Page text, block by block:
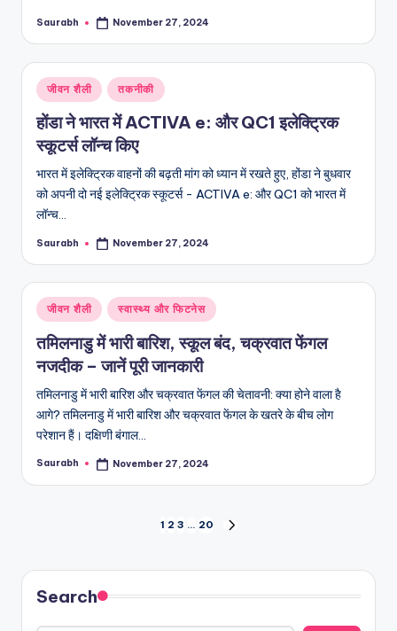
Posted
Saurabh November 27, 2024
Posted
in
जीवन शैली तकनीकी
होंडा ने भारत में ACTIVA e: और QC1 इलेक्ट्रिक
स्कूटर्स लॉन्च किए
भारत में इलेक्ट्रिक वाहनों की बढ़ती मांग को ध्यान में रखते हुए, होंडा ने बुधवार
को अपनी दो नई इलेक्ट्रिक स्कूटर्स - ACTIVA e: और QC1 को भारत में
लॉन्च…
Posted
Saurabh November 27, 2024
Posted
जीवन शैली स्वास्थ्य और फिटनेस
तमिलनाडु में भारी बारिश, स्कूल बंद, चक्रवात फेंगल
नजदीक – जानें पूरी जानकारी
तमिलनाडु में भारी बारिश और चक्रवात फेंगल की चेतावनी: क्या होने वाला है
आगे? तमिलनाडु में भारी बारिश और चक्रवात फेंगल के खतरे के बीच लोग
परेशान हैं। दक्षिणी बंगाल…
Posted
Saurabh November 27, 2024
pagination
1 2 3 … 20
Search